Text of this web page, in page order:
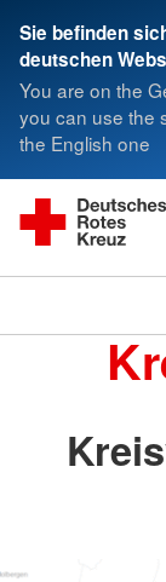
Sie befinden
deutschen
You are on the
you can use the
the English one